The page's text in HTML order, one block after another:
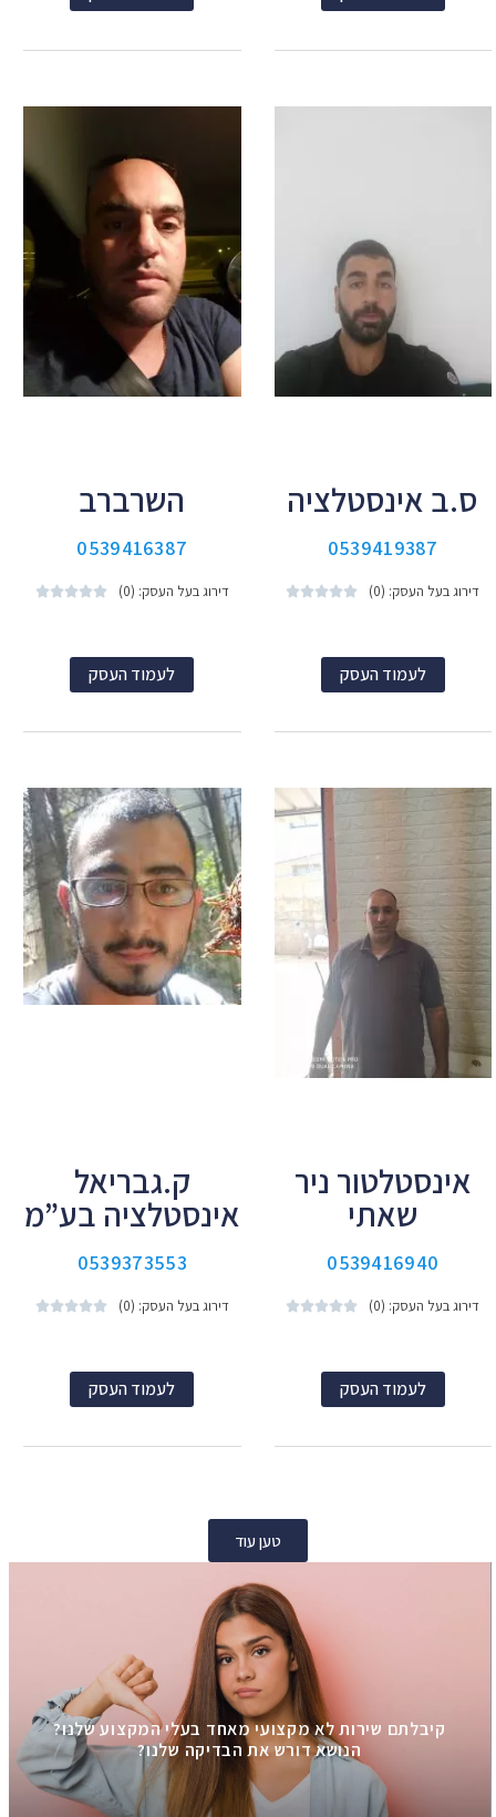
ס.ב אינסטלציה
0539419387
דירוג בעל העסק: (0) 




לעמוד העסק
השרברב
0539416387
דירוג בעל העסק: (0) 




לעמוד העסק
אינסטלטור ניר
שאתי
0539416940
דירוג בעל העסק: (0) 




לעמוד העסק
ק.גבריאל
אינסטלציה בע”מ
0539373553
דירוג בעל העסק: (0) 




לעמוד העסק
טען עוד
קיבלתם שירות לא מקצועי מאחד בעלי המקצוע שלנו?
הנושא דורש את הבדיקה שלנו?